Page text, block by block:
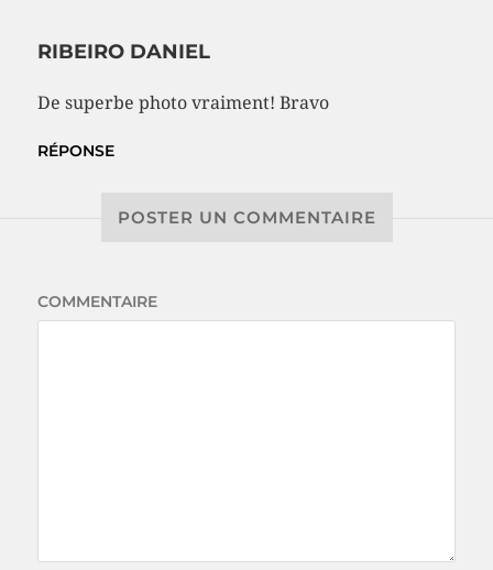
RIBEIRO DANIEL
De superbe photo vraiment! Bravo
RÉPONSE
POSTER UN COMMENTAIRE
COMMENTAIRE